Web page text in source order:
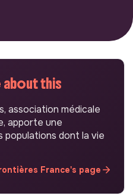
this
association médicale
apporte une
populations dont la vie
France's page